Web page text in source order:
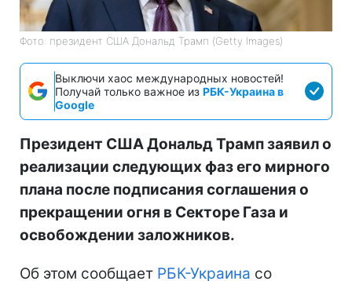
Фото: президент США Дональд Трамп (Getty Images)
Выключи хаос международных новостей!
Получай только важное из РБК-Украина в
Google
Президент США Дональд Трамп заявил о
реализации следующих фаз его мирного
плана после подписания соглашения о
прекращении огня в Секторе Газа и
освобождении заложников.
Об этом сообщает РБК-Украина со